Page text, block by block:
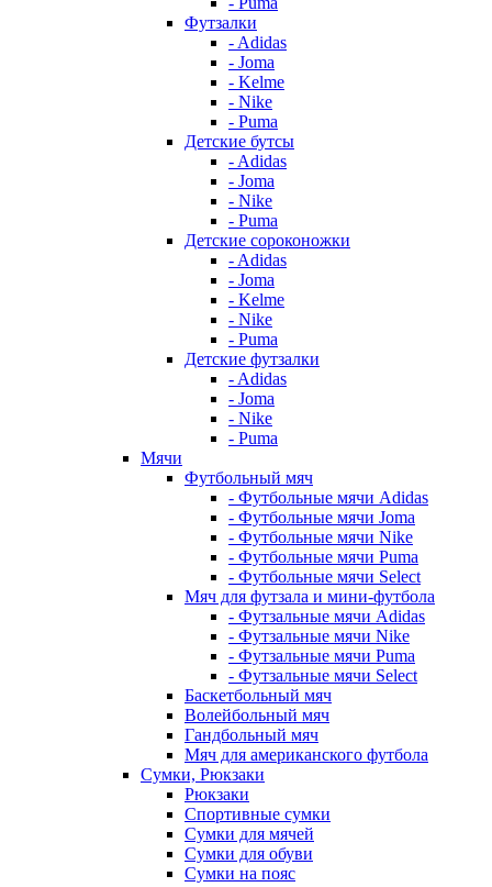
Футзалки
- Adidas
- Joma
- Kelme
- Nike
- Puma
Детские бутсы
- Adidas
- Joma
- Nike
- Puma
Детские сороконожки
- Adidas
- Joma
- Kelme
- Nike
- Puma
Детские футзалки
- Adidas
- Joma
- Nike
- Puma
Мячи
Футбольный мяч
- Футбольные мячи Adidas
- Футбольные мячи Joma
- Футбольные мячи Nike
- Футбольные мячи Puma
- Футбольные мячи Select
Мяч для футзала и мини-футбола
- Футзальные мячи Adidas
- Футзальные мячи Nike
- Футзальные мячи Puma
- Футзальные мячи Select
Баскетбольный мяч
Волейбольный мяч
Гандбольный мяч
Мяч для американского футбола
Сумки, Рюкзаки
Рюкзаки
Спортивные сумки
Сумки для мячей
Сумки для обуви
Сумки на пояс